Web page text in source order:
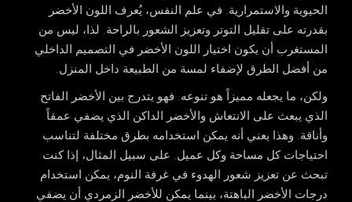
الحيوية والاستمرارية. في علم النفس، يُعرف اللون الأخضر
بقدرته على تقليل التوتر وتعزيز الشعور بالراحة. لذا، ليس من
المستغرب أن يكون اختيار اللون الأخضر في التصميم الداخلي
من أفضل الطرق لإضفاء لمسة من الطبيعة داخل المنزل.
ولكن، ما يجعله مميزاً هو تنوعه. فهو يتدرج بين الأخضر الفاتح
الذي يبعث على الانتعاش والأخضر الداكن الذي يضفي عمقاً
وأناقة. وهذا يعني أنه يمكن استخدامه بطرق مختلفة لتناسب
احتياجات كل مساحة وكل عميل. على سبيل المثال، إذا كنت
تبحث عن تعزيز شعور الهدوء في غرفة النوم، يمكن استخدام
درجات الأخضر الباهتة، بينما يمكن للأخضر الزمردي أن يضفي